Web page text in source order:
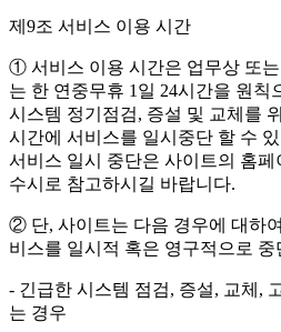
제9조 서비스 이용 시간
① 서비스 이용 시간은 업무상 또
는 한 연중무휴 1일 24시간을 원칙
시스템 정기점검, 증설 및 교체를
시간에 서비스를 일시중단 할 수
서비스 일시 중단은 사이트의 홈페
수시로 참고하시길 바랍니다.
② 단, 사이트는 다음 경우에 대하
비스를 일시적 혹은 영구적으로 중
- 긴급한 시스템 점검, 증설, 교체,
는 경우